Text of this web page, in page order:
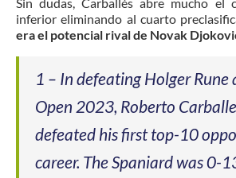
inferior eliminando al cuarto
era el potencial rival de Novak
1 – In defeating Holger Rune
Open 2023, Roberto
defeated his first top-10
career. The Spaniard was 0-